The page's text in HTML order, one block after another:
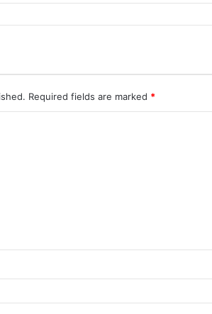
Required fields are marked *